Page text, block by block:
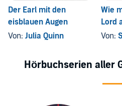
Der Earl mit den
eisblauen Augen
Von: Julia Quinn
Wie
Lord
Von:
Hörbuchserien aller